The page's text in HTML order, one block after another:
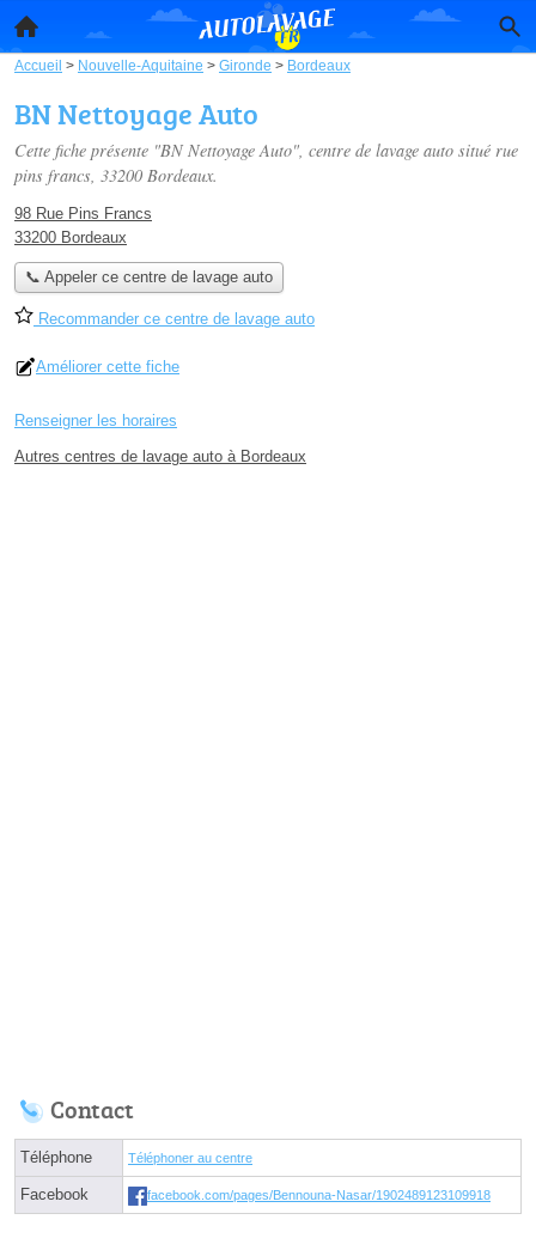
Accueil > Nouvelle-Aquitaine > Gironde > Bordeaux
BN Nettoyage Auto
Cette fiche présente "BN Nettoyage Auto", centre de lavage auto situé rue
pins francs, 33200 Bordeaux.
98 Rue Pins Francs
33200 Bordeaux
📞 Appeler ce centre de lavage auto
Recommander ce centre de lavage auto
Améliorer cette fiche
Renseigner les horaires
Autres centres de lavage auto à Bordeaux
Contact
Téléphone Téléphoner au centre
Facebook facebook.com/pages/Bennouna-Nasar/1902489123109918